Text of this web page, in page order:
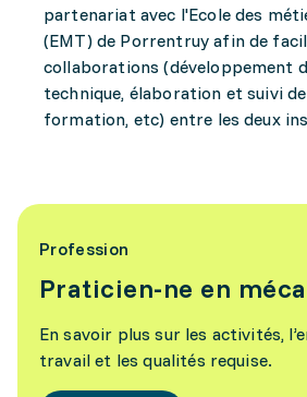
partenariat avec l'Ecole des
(EMT) de Porrentruy afin de
collaborations (développement
technique, élaboration et suivi
formation, etc) entre les deux
Profession
Praticien-ne en
En savoir plus sur les activités,
travail et les qualités requise.